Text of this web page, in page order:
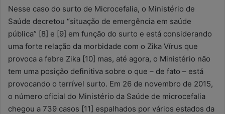
Nesse caso do surto de Microcefalia, o Ministério de
Saúde decretou “situação de emergência em saúde
pública” [8] e [9] em função do surto e está considerando
uma forte relação da morbidade com o Zika Vírus que
provoca a febre Zika [10] mas, até agora, o Ministério não
tem uma posição definitiva sobre o que – de fato – está
provocando o terrível surto. Em 26 de novembro de 2015,
o número oficial do Ministério da Saúde de microcefalia
chegou a 739 casos [11] espalhados por vários estados da